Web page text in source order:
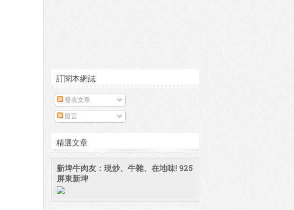
訂閱本網誌
發表文章
留言
精選文章
新埤牛肉友：現炒、牛雜、在地味! 925
屏東新埤